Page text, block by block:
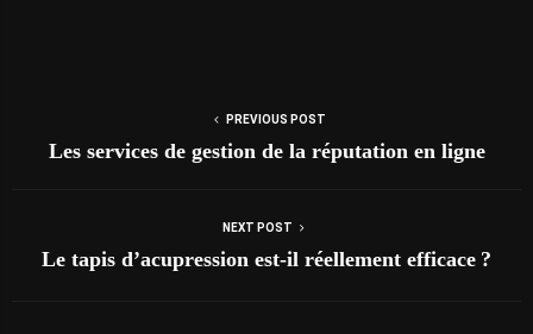
PREVIOUS POST
Les services de gestion de la réputation en ligne
NEXT POST
Le tapis d’acupression est-il réellement efficace ?